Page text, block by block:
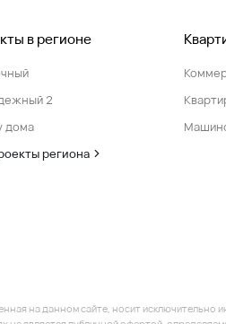
в регионе
2
дома
региона
на данном сайте, носит исключительно